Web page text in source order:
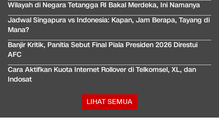
Wilayah di Negara Tetangga RI Bakal Merdeka, Ini Namanya
Jadwal Singapura vs Indonesia: Kapan, Jam Berapa, Tayang di
Mana?
Banjir Kritik, Panitia Sebut Final Piala Presiden 2026 Direstui
AFC
Cara Aktifkan Kuota Internet Rollover di Telkomsel, XL, dan
Indosat
LIHAT SEMUA